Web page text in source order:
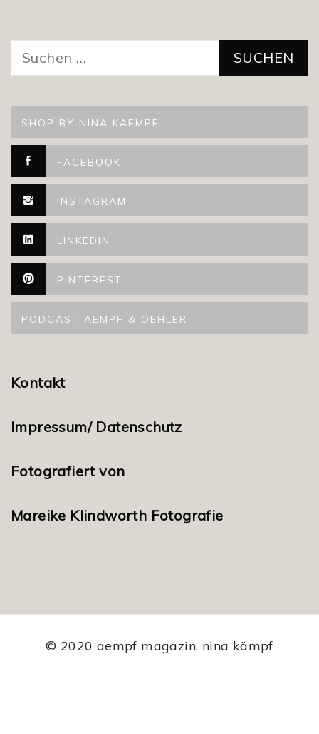
nach:
SHOP BY NINA KAEMPF
FACEBOOK
INSTAGRAM
LINKEDIN
PINTEREST
PODCAST AEMPF & OEHLER
Kontakt
Impressum/ Datenschutz
Fotografiert von
Mareike Klindworth Fotografie
© 2020 aempf magazin, nina kämpf